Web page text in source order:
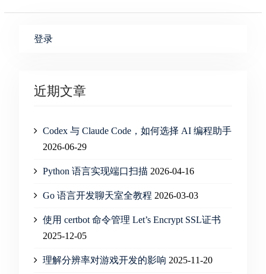
登录
近期文章
Codex 与 Claude Code，如何选择 AI 编程助手
2026-06-29
Python 语言实现端口扫描 2026-04-16
Go 语言开发聊天室全教程 2026-03-03
使用 certbot 命令管理 Let’s Encrypt SSL证书
2025-12-05
理解分辨率对游戏开发的影响 2025-11-20